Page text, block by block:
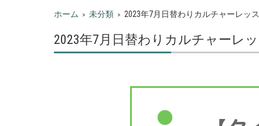
ホーム > 未分類 > 2023年7月日替わりカルチャーレッ
2023年7月日替わりカルチャーレ